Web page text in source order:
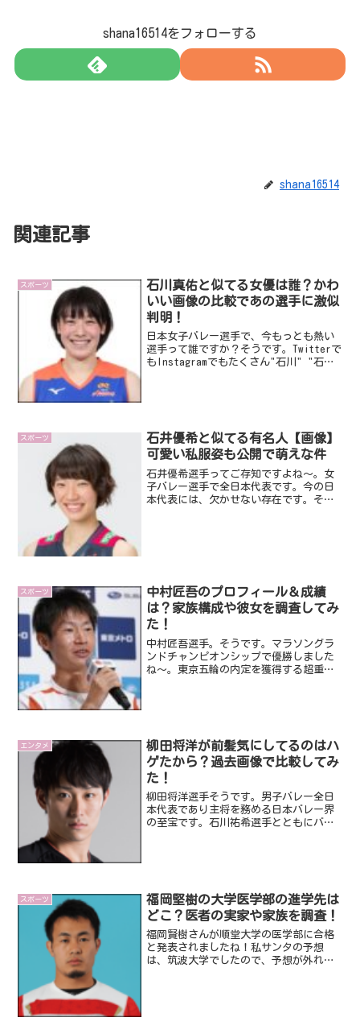
shana16514をフォローする
shana16514
関連記事
スポーツ
石川真佑と似てる女優は誰？かわ
いい画像の比較であの選手に激似
判明！
日本女子バレー選手で、今もっとも熱い
選手って誰ですか？そうです。Twitterで
もInstagramでもたくさん"石川" "石川
スポーツ
石井優希と似てる有名人【画像】
可愛い私服姿も公開で萌えな件
石井優希選手ってご存知ですよね～。女
子バレー選手で全日本代表です。今の日
本代表には、欠かせない存在です。そん
スポーツ
中村匠吾のプロフィール＆成績
は？家族構成や彼女を調査してみ
た！
中村匠吾選手。そうです。マラソングラ
ンドチャンピオンシップで優勝しました
ね～。東京五輪の内定を獲得する超重要
エンタメ
柳田将洋が前髪気にしてるのはハ
ゲたから？過去画像で比較してみ
た！
柳田将洋選手そうです。男子バレー全日
本代表であり主将を務める日本バレー界
の至宝です。石川祐希選手とともにバレ
スポーツ
福岡堅樹の大学医学部の進学先は
どこ？医者の実家や家族を調査！
福岡賢樹さんが順堂大学の医学部に合格
と発表されましたね！私サンタの予想
は、筑波大学でしたので、予想が外れて